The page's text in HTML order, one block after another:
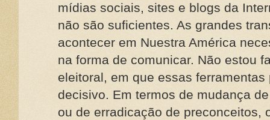
mídias sociais, sites e blogs da
não são suficientes. As grandes
acontecer em Nuestra América
na forma de comunicar. Não estou
eleitoral, em que essas
decisivo. Em termos de mudança
ou de erradicação de preconceitos,